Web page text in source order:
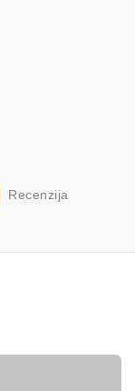
Recenzija